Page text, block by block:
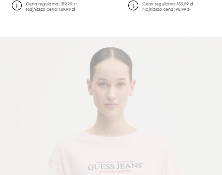
Cena regularna:159,99 zł
Najniższa cena:129,99 zł
Cena regularna: 159,99 zł
Najniższa cena: 95,99 zł